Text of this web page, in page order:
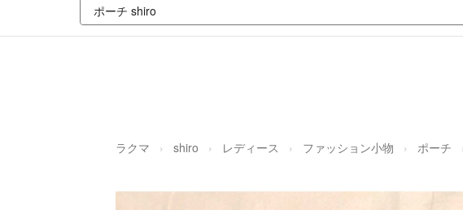
ラクマ shiro レディース ファッション小物 ポーチ